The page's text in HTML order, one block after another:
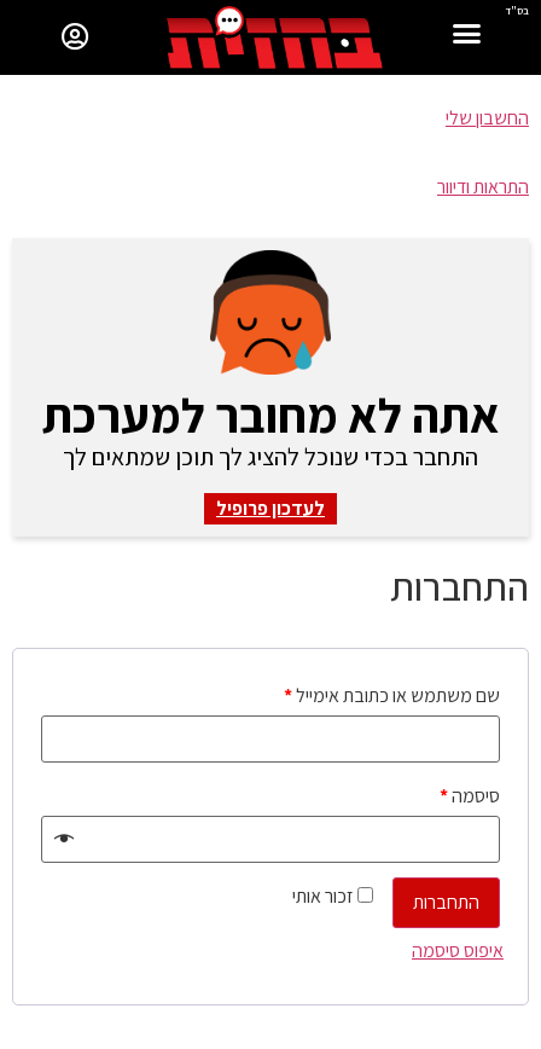
בס"ד
החשבון שלי
התראות ודיוור
אתה לא מחובר למערכת
התחבר בכדי שנוכל להציג לך תוכן שמתאים לך
לעדכון פרופיל
התחברות
שם משתמש או כתובת אימייל*
סיסמה*
זכור אותי
התחברות
איפוס סיסמה